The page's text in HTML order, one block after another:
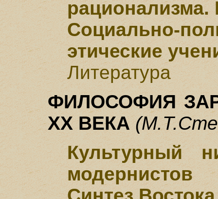
этические
Литература
ФИЛОСОФИЯ
ХХ ВЕКА
Культурный
модернистов